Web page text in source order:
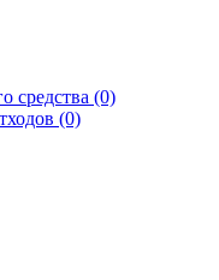
средства (0)
(0)